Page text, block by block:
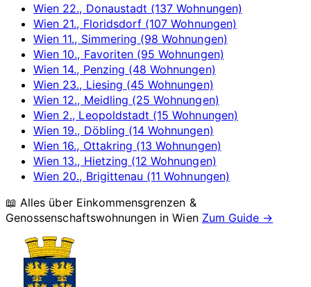
Wien 22., Donaustadt (137 Wohnungen)
Wien 21., Floridsdorf (107 Wohnungen)
Wien 11., Simmering (98 Wohnungen)
Wien 10., Favoriten (95 Wohnungen)
Wien 14., Penzing (48 Wohnungen)
Wien 23., Liesing (45 Wohnungen)
Wien 12., Meidling (25 Wohnungen)
Wien 2., Leopoldstadt (15 Wohnungen)
Wien 19., Döbling (14 Wohnungen)
Wien 16., Ottakring (13 Wohnungen)
Wien 13., Hietzing (12 Wohnungen)
Wien 20., Brigittenau (11 Wohnungen)
📖 Alles über Einkommensgrenzen &
Genossenschaftswohnungen inWien Zum Guide →